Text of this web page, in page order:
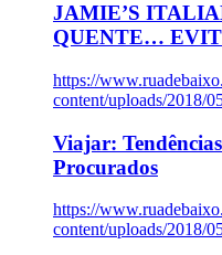
JAMIE’S
QUENTE…
https://
content/uploads/2018/
Viajar:
Procurados
https://
content/uploads/2018/